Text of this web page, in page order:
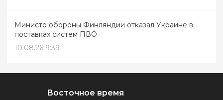
Министр обороны Финляндии отказал Украине в
поставках систем ПВО
10.08.26 9:39
Восточное время